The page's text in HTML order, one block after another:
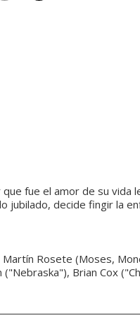
fue el amor de su vida
jubilado, decide fingir la
Martín Rosete (Moses,
Brian Cox